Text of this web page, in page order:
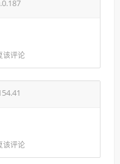
该评论
该评论